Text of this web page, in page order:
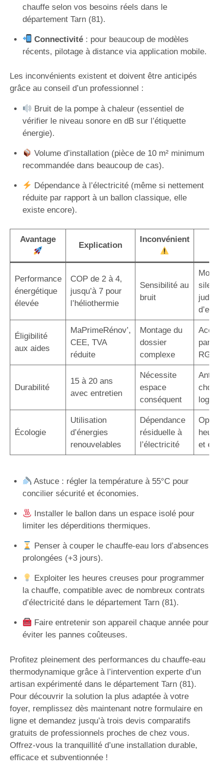
chauffe selon vos besoins réels dans le
département Tarn (81).
Connectivité: pour beaucoup de modèles
récents, pilotage à distance via application mobile.
Les inconvénients existent et doivent être anticipés
grâce au conseil d’un professionnel :
Bruit de la pompe à chaleur (essentiel de
vérifier le niveau sonore en dB sur l’étiquette
énergie).
Volume d’installation (pièce de 10 m² minimum
recommandée dans beaucoup de cas).
Dépendance à l’électricité (même si nettement
réduite par rapport à un ballon classique, elle
existe encore).
Avantage
Explication
Inconvénient
Performance
énergétique
élevée
COP de 2 à 4,
jusqu’à 7 pour
l’héliothermie
Sensibilité au
bruit
Éligibilité
aux aides
MaPrimeRénov’,
CEE, TVA
réduite
Montage du
dossier
complexe
par
RGE
Durabilité
15 à 20 ans
avec entretien
Nécessite
espace
conséquent
Écologie
Utilisation
d’énergies
renouvelables
Dépendance
résiduelle à
l’électricité
et
Astuce : régler la température à 55°C pour
concilier sécurité et économies.
Installer le ballon dans un espace isolé pour
limiter les déperditions thermiques.
Penser à couper le chauffe-eau lors d’absences
prolongées (+3 jours).
Exploiter les heures creuses pour programmer
la chauffe, compatible avec de nombreux contrats
d’électricité dans le département Tarn (81).
Faire entretenir son appareil chaque année pour
éviter les pannes coûteuses.
Profitez pleinement des performances du chauffe-eau
thermodynamique grâce à l’intervention experte d’un
artisan expérimenté dans le département Tarn (81).
Pour découvrir la solution la plus adaptée à votre
foyer, remplissez dès maintenant notre formulaire en
ligne et demandez jusqu’à trois devis comparatifs
gratuits de professionnels proches de chez vous.
Offrez-vous la tranquillité d’une installation durable,
efficace et subventionnée !